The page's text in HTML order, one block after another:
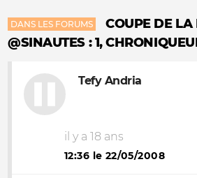
DANS LES FORUMS
COUPE DE LA
@SINAUTES : 1,
Tefy Andria
il y a 18 ans
12:36 le 22/05/2008